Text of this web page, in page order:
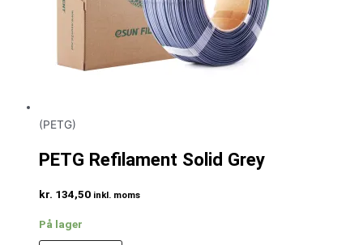
(PETG)
PETG Refilament Solid Grey
kr. 134,50 inkl. moms
På lager